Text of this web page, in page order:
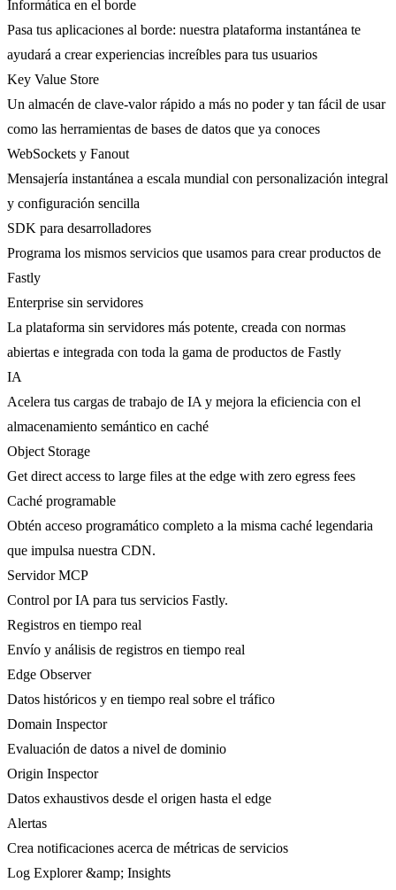
Informática en el borde
Pasa tus aplicaciones al borde: nuestra plataforma instantánea te
ayudará a crear experiencias increíbles para tus usuarios
Key Value Store
Un almacén de clave-valor rápido a más no poder y tan fácil de usar
como las herramientas de bases de datos que ya conoces
WebSockets y Fanout
Mensajería instantánea a escala mundial con personalización integral
y configuración sencilla
SDK para desarrolladores
Programa los mismos servicios que usamos para crear productos de
Fastly
Enterprise sin servidores
La plataforma sin servidores más potente, creada con normas
abiertas e integrada con toda la gama de productos de Fastly
IA
Acelera tus cargas de trabajo de IA y mejora la eficiencia con el
almacenamiento semántico en caché
Object Storage
Get direct access to large files at the edge with zero egress fees
Caché programable
Obtén acceso programático completo a la misma caché legendaria
que impulsa nuestra CDN.
Servidor MCP
Control por IA para tus servicios Fastly.
Registros en tiempo real
Envío y análisis de registros en tiempo real
Edge Observer
Datos históricos y en tiempo real sobre el tráfico
Domain Inspector
Evaluación de datos a nivel de dominio
Origin Inspector
Datos exhaustivos desde el origen hasta el edge
Alertas
Crea notificaciones acerca de métricas de servicios
Log Explorer &amp; Insights